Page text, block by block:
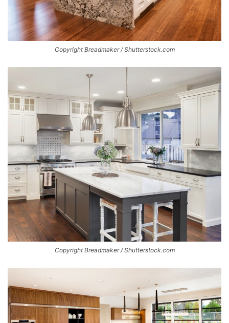
Copyright Breadmaker / Shutterstock.com
Copyright Breadmaker / Shutterstock.com